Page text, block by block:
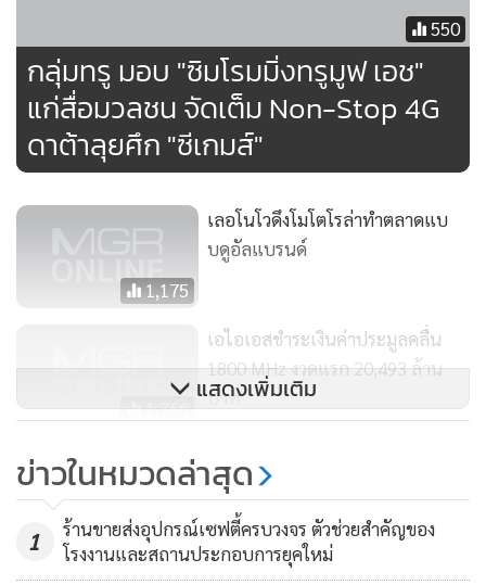
คอร์ปอเรชั่น นายใหญ่ของค่ายทรูให้ความสำคัญต่อรางวัลนี้มาก
โดยบินไปรับรางวัลนี้ด้วยตัวเอง พร้อมกับกล่าวว่า“คณะผู้
บริหารและพนักงาน บริษัท ทรู คอร์ปอเรชั่น จำกัด (มหาชน)
รู้สึกเป็นเกียรติและภาคภูมิใจเป็นอย่างยิ่งที่ทรูมูฟ เอช ได้รับ
รางวัลผู้ให้บริการโทรศัพท์เคลื่อนที่ในระบบ LTE และผู้ให้บริการ
แปซิฟิกจาก Frost & Sullivan ในครั้งนี้ ซึ่ง 2 รางวัลนี้ตอกย้ำ
ความเป็นผู้นำในธุรกิจโทรศัพท์เคลื่อนที่ได้รับการยอมรับไม่แค่
เพียงในประเทศ ยังสามารถแข่งขันได้อย่างแข็งแกร่งทั้งในระดับ
โดยในปีที่ผ่านมาเป็นปีแห่งความสำเร็จและเป็นจุดเปลี่ยนที่
สำคัญของทรูมูฟ เอช ในการผลักดันส่วนแบ่งการตลาดให้เพิ่ม
บริการโทรศัพท์เคลื่อนที่อันดับที่ 2 ของประเทศไทยในด้านฐาน
ลูกค้าโดยรวม อีกทั้งทรูมูฟ เอช เป็นผู้ให้บริการโทรศัพท์เคลื่อนที่
ที่มีจำนวนคลื่นความถี่มากและหลากหลายที่สุด รวมทั้งมีแบนด์
วิดท์ที่กว้างที่สุดในไทย จึงทำให้ทรูมูฟ เอช มีความได้เปรียบใน
550
กลุ่มทรู มอบ "ซิมโรมมิ่งทรูมูฟ เอช"
แก่สื่อมวลชน จัดเต็ม Non-Stop 4G
ดาต้าลุยศึก "ซีเกมส์"
1,175
เลอโนโวดึงโมโตโรล่าทำตลาดแบ
บดูอัลแบรนด์
1,766
เอไอเอสชำระเงินค่าประมูลคลื่น
1800 MHz งวดแรก 20,493 ล้าน
บาท
1,120
โมบายล์ระดับเอเชียแปซิฟิกแห่งปี
จากงาน 2017 Asia Pacific ICT
Awards ที่สิงคโปร์
แสดงเพิ่มเติม
ข่าวในหมวดล่าสุด
1
ร้านขายส่งอุปกรณ์เซฟตี้ครบวงจร ตัวช่วยสำคัญของ
โรงงานและสถานประกอบการยุคใหม่